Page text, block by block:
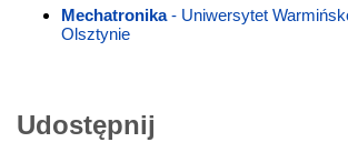
Mechatronika- Uniwersytet
Olsztynie
Udostępnij